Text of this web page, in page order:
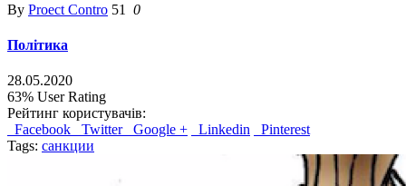
By Proect Contro 51 0
Політика
28.05.2020
63% User Rating
Рейтинг користувачів:
Facebook
Twitter Google + Linkedin
Pinterest
Tags: санкции